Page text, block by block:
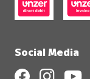
Social Media